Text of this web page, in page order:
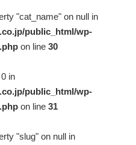
"cat_name" on null in
public_html/wp-
on line30
in
public_html/wp-
on line31
"slug" on null in